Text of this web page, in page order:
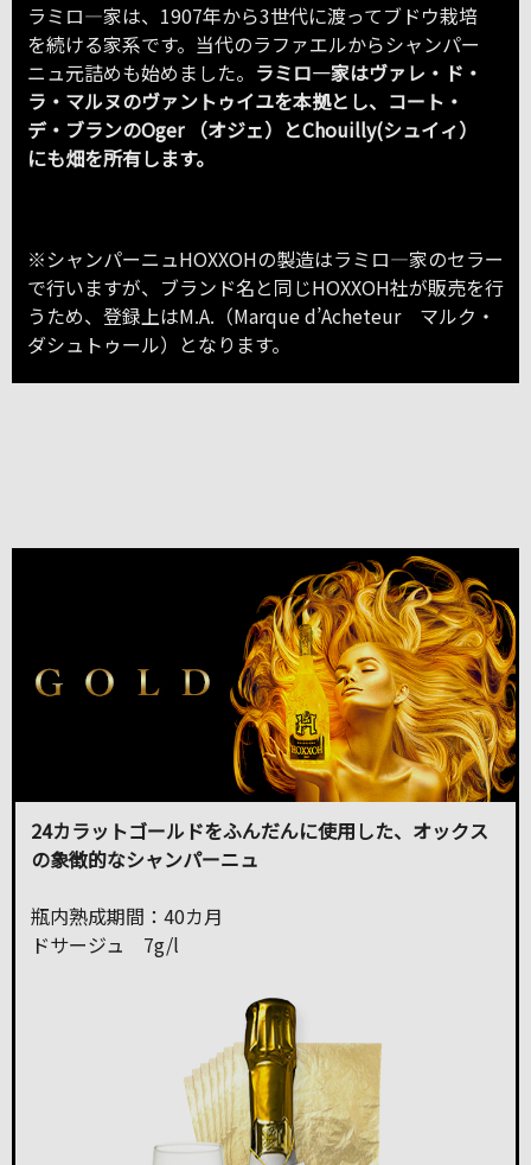
ラミロ―家は、1907年から3世代に渡ってブドウ栽培
を続ける家系です。当代のラファエルからシャンパー
ニュ元詰めも始めました。 ラミロ―家はヴァレ・ド・
ラ・マルヌのヴァントゥイユを本拠とし、コート・
デ・ブランのOger （オジェ）とChouilly(シュイィ）
にも畑を所有します。
※シャンパーニュHOXXOHの製造はラミロ―家のセラー
で行いますが、ブランド名と同じHOXXOH社が販売を行
うため、登録上はM.A.（Marque d’Acheteur マルク・
ダシュトゥール）となります。
24カラットゴールドをふんだんに使用した、オックス
の象徴的なシャンパーニュ
瓶内熟成期間：40カ月
ドサージュ 7g/l